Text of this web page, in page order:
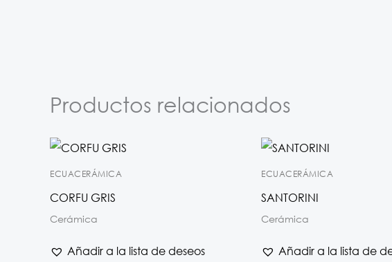
Productos relacionados
ECUACERÁMICA
CORFU GRIS
Cerámica
Añadir a la lista de deseos
ECUACERÁMICA
SANTORINI
Cerámica
Añadir a la lista de